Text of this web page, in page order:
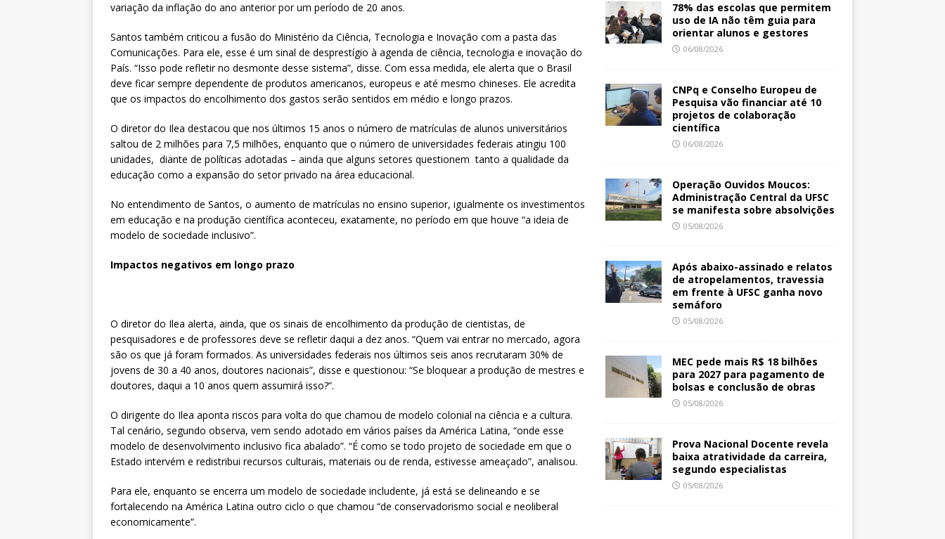
variação da inflação do ano anterior por um período de 20 anos.
Santos também criticou a fusão do Ministério da Ciência, Tecnologia e Inovação com a pasta das
Comunicações. Para ele, esse é um sinal de desprestígio à agenda de ciência, tecnologia e inovação do
País. “Isso pode refletir no desmonte desse sistema”, disse. Com essa medida, ele alerta que o Brasil
deve ficar sempre dependente de produtos americanos, europeus e até mesmo chineses. Ele acredita
que os impactos do encolhimento dos gastos serão sentidos em médio e longo prazos.
O diretor do Ilea destacou que nos últimos 15 anos o número de matrículas de alunos universitários
saltou de 2 milhões para 7,5 milhões, enquanto que o número de universidades federais atingiu 100
unidades, diante de políticas adotadas – ainda que alguns setores questionem tanto a qualidade da
educação como a expansão do setor privado na área educacional.
No entendimento de Santos, o aumento de matrículas no ensino superior, igualmente os investimentos
em educação e na produção científica aconteceu, exatamente, no período em que houve “a ideia de
modelo de sociedade inclusivo”.
Impactos negativos em longo prazo
O diretor do Ilea alerta, ainda, que os sinais de encolhimento da produção de cientistas, de
pesquisadores e de professores deve se refletir daqui a dez anos. “Quem vai entrar no mercado, agora
são os que já foram formados. As universidades federais nos últimos seis anos recrutaram 30% de
jovens de 30 a 40 anos, doutores nacionais”, disse e questionou: “Se bloquear a produção de mestres e
doutores, daqui a 10 anos quem assumirá isso?”.
O dirigente do Ilea aponta riscos para volta do que chamou de modelo colonial na ciência e a cultura.
Tal cenário, segundo observa, vem sendo adotado em vários países da América Latina, “onde esse
modelo de desenvolvimento inclusivo fica abalado”. “É como se todo projeto de sociedade em que o
Estado intervém e redistribui recursos culturais, materiais ou de renda, estivesse ameaçado”, analisou.
Para ele, enquanto se encerra um modelo de sociedade includente, já está se delineando e se
fortalecendo na América Latina outro ciclo o que chamou “de conservadorismo social e neoliberal
economicamente”.
78% das escolas que permitem
uso de IA não têm guia para
orientar alunos e gestores
06/08/2026
CNPq e Conselho Europeu de
Pesquisa vão financiar até 10
projetos de colaboração
científica
06/08/2026
Operação Ouvidos Moucos:
Administração Central da UFSC
se manifesta sobre absolvições
05/08/2026
Após abaixo-assinado e relatos
de atropelamentos, travessia
em frente à UFSC ganha novo
semáforo
05/08/2026
MEC pede mais R$ 18 bilhões
para 2027 para pagamento de
bolsas e conclusão de obras
05/08/2026
Prova Nacional Docente revela
baixa atratividade da carreira,
segundo especialistas
05/08/2026